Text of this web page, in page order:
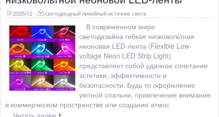
2025/12 светодиодный линейный источник света
В современном мире
светодизайна гибкая низковольтная
неоновая LED-лента (Flexible Low-
voltage Neon LED Strip Light)
представляет собой удачное сочетание
эстетики, эффективности и
безопасности. Будь то оформление
уютной спальни, привлечение внимания
в коммерческом пространстве или создание атмос
Читать далее